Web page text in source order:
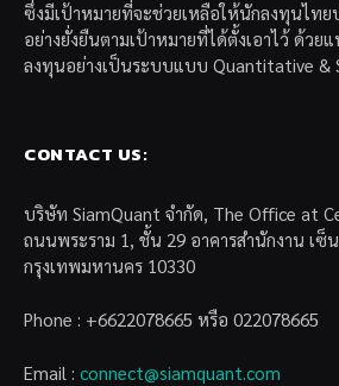
ซึ่งมีเป้าหมายที่จะช่วยเหลือให้นักลงทุนไทย
อย่างยั่งยืนตามเป้าหมายที่ได้ตั้งเอาไว้ ด้วย
ลงทุนอย่างเป็นระบบแบบ Quantitative &
CONTACT US:
บริษัท SiamQuant จำกัด, The Office at
ถนนพระราม 1, ชั้น 29 อาคารสำนักงาน เซ็
กรุงเทพมหานคร 10330
Phone : +6622078665 หรือ 022078665
Email : connect@siamquant.com